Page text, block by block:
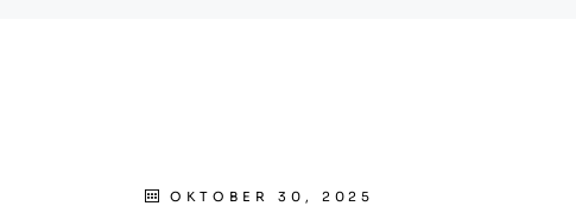
OKTOBER 30, 2025